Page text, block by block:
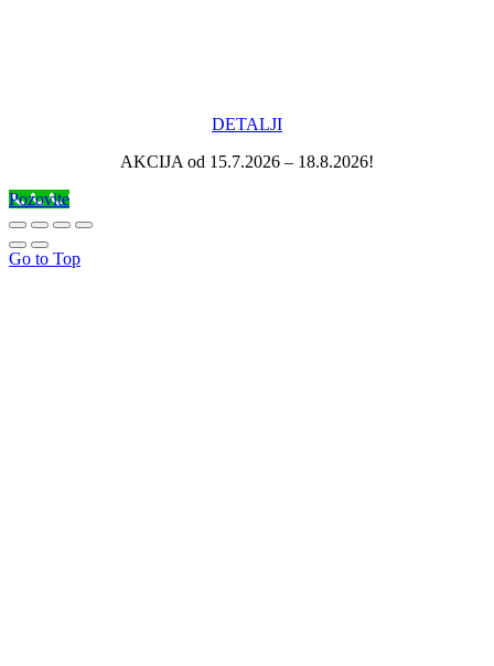
DETALJI
AKCIJA od 15.7.2026 – 18.8.2026!
Pozovite
Go to Top